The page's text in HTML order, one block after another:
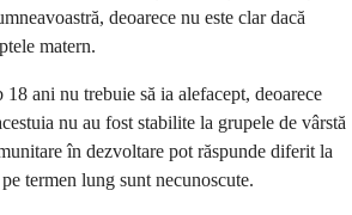
deoarece nu este clar dacă
matern.
ani nu trebuie să ia alefacept, deoarece
nu au fost stabilite la grupele de vârstă
în dezvoltare pot răspunde diferit la
termen lung sunt necunoscute.